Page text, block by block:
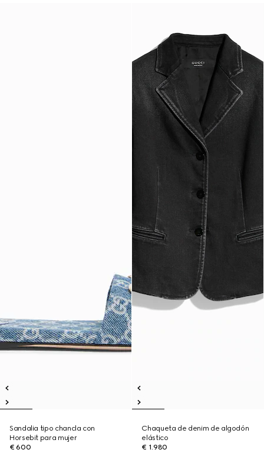
Sandalia tipo chancla con
Horsebit para mujer
€ 600
Chaqueta de denim de algodón
elástico
€ 1.980